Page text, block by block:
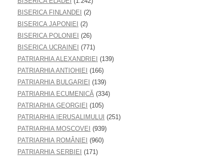
BISERICA FINLANDEI (2)
BISERICA JAPONIEI (2)
BISERICA POLONIEI (26)
BISERICA UCRAINEI (771)
PATRIARHIA ALEXANDRIEI (139)
PATRIARHIA ANTIOHIEI (166)
PATRIARHIA BULGARIEI (139)
PATRIARHIA ECUMENICĂ (334)
PATRIARHIA GEORGIEI (105)
PATRIARHIA IERUSALIMULUI (251)
PATRIARHIA MOSCOVEI (939)
PATRIARHIA ROMÂNIEI (960)
PATRIARHIA SERBIEI (171)